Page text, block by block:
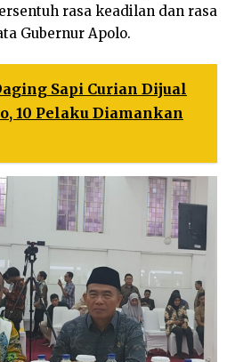
rasa keadilan dan rasa
Gubernur Apolo.
Sapi Curian Dijual
10 Pelaku Diamankan